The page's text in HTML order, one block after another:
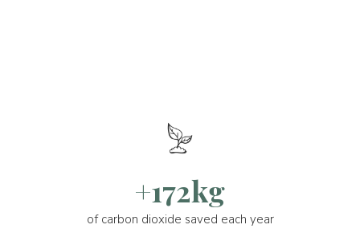
+172kg
of carbon dioxide saved each year